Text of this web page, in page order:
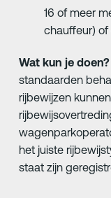
16 of meer
chauffeur) of
Wat kun je doen?
standaarden
rijbewijzen
het juiste
staat zijn